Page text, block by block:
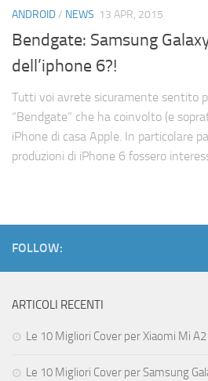
Cerca
ANDROID/ NEWS 13 APR, 2015
Bendgate: Samsung
dell’iphone 6?!
Tutti voi avrete sicuramente sentito
“Bendgate” che ha coinvolto (e
iPhone di casa Apple. In particolare
produzioni di iPhone 6 fossero
FOLLOW:
ARTICOLI RECENTI
Le 10 Migliori Cover per Xiaomi Mi
Le 10 Migliori Cover per Samsung